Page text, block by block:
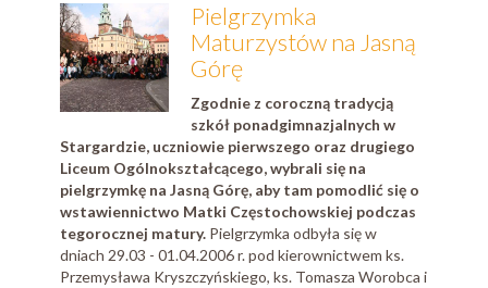
Pielgrzymka
Maturzystów na Jasną
Górę
Zgodnie z coroczną tradycją
szkół ponadgimnazjalnych w
Stargardzie, uczniowie pierwszego oraz drugiego
Liceum Ogólnokształcącego, wybrali się na
pielgrzymkę na Jasną Górę, aby tam pomodlić się o
wstawiennictwo Matki Częstochowskiej podczas
tegorocznej matury. Pielgrzymka odbyła się w
dniach 29.03 - 01.04.2006 r. pod kierownictwem ks.
Przemysława Kryszczyńskiego, ks. Tomasza Worobca i